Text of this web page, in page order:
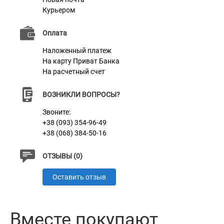
Курьером
Оплата
Наложенный платеж
На карту Приват Банка
На расчетный счет
ВОЗНИКЛИ ВОПРОСЫ?
Звоните:
+38 (093) 354-96-49
+38 (068) 384-50-16
ОТЗЫВЫ (0)
Оставить отзыв
Вместе покупают